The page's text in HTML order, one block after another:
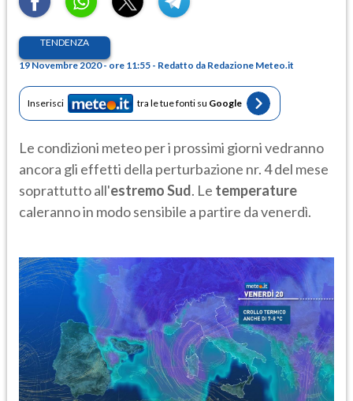
TENDENZA
19 Novembre 2020 - ore 11:55 - Redatto da Redazione Meteo.it
Inserisci tra le tue fonti su Google
Le condizioni meteo per i prossimi giorni vedranno
ancora gli effetti della perturbazione nr. 4 del mese
soprattutto all'estremo Sud. Le temperature
caleranno in modo sensibile a partire da venerdì.